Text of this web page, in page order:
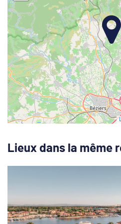
Lieux dans la même